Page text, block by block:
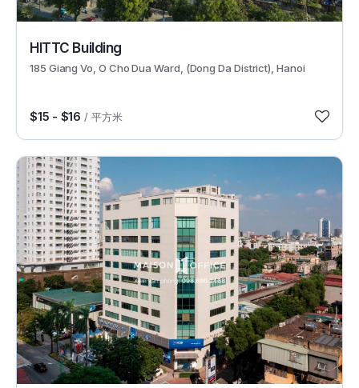
HITTC Building
185 Giang Vo, O Cho Dua Ward, (Dong Da District), Hanoi
$15 - $16 / 平方米